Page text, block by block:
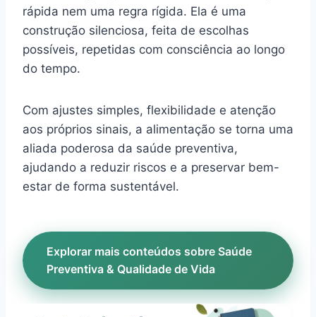
rápida nem uma regra rígida. Ela é uma
construção silenciosa, feita de escolhas
possíveis, repetidas com consciência ao longo
do tempo.
Com ajustes simples, flexibilidade e atenção
aos próprios sinais, a alimentação se torna uma
aliada poderosa da saúde preventiva,
ajudando a reduzir riscos e a preservar bem-
estar de forma sustentável.
Explorar mais conteúdos sobre Saúde
Preventiva & Qualidade de Vida